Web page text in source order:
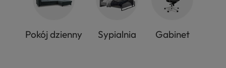
Pokój dzienny Sypialnia Gabinet